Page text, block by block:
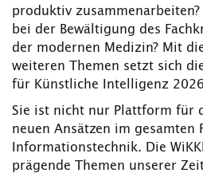
produktiv zusammenarbeiten?
bei der Bewältigung des
der modernen Medizin? Mit
weiteren Themen setzt sich
für Künstliche Intelligenz
Sie ist nicht nur Plattform für
neuen Ansätzen im gesamten
Informationstechnik. Die
prägende Themen unserer